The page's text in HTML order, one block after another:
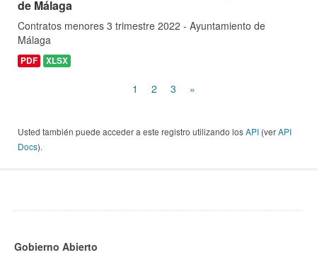
de Málaga
Contratos menores 3 trimestre 2022 - Ayuntamiento de
Málaga
PDF XLSX
1 2 3 »
Usted también puede acceder a este registro utilizando losAPI (verAPI
Docs).
Gobierno Abierto